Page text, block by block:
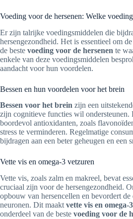
Voeding voor de hersenen: Welke
Er zijn talrijke voedingsmiddelen die
hersengezondheid. Het is essentieel om
de beste voeding voor de hersenen te
enkele van deze voedingsmiddelen
aandacht voor hun voordelen.
Bessen en hun voordelen voor het brein
Bessen voor het brein zijn een
zijn cognitieve functies wil ondersteunen.
boordevol antioxidanten, zoals
stress te verminderen. Regelmatige
bijdragen aan een beter geheugen en een
Vette vis en omega-3 vetzuren
Vette vis, zoals zalm en makreel, bevat
cruciaal zijn voor de hersengezondheid.
opbouw van hersencellen en bevordert de
neuronen. Dit maakt vette vis en omega-3
onderdeel van de beste voeding voor de